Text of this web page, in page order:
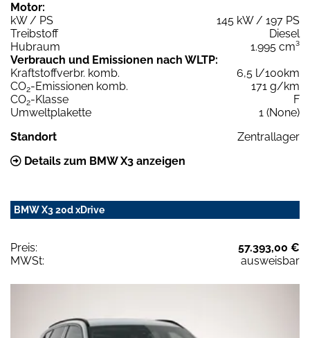
Motor:
kW / PS
145 kW / 197 PS
Treibstoff
Diesel
Hubraum
1.995 cm³
Verbrauch und Emissionen nach WLTP:
Kraftstoffverbr. komb.
6,5 l/100km
CO2-Emissionen komb.
171 g/km
CO2-Klasse
F
Umweltplakette
1 (None)
Standort
Zentrallager
Details zum BMW X3 anzeigen
BMW X3 20d xDrive
Preis:
57.393,00 €
MWSt:
ausweisbar